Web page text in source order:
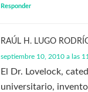
Responder
RAÚL H. LUGO
septiembre 10, 2010 a las
El Dr. Lovelock,
universitario,